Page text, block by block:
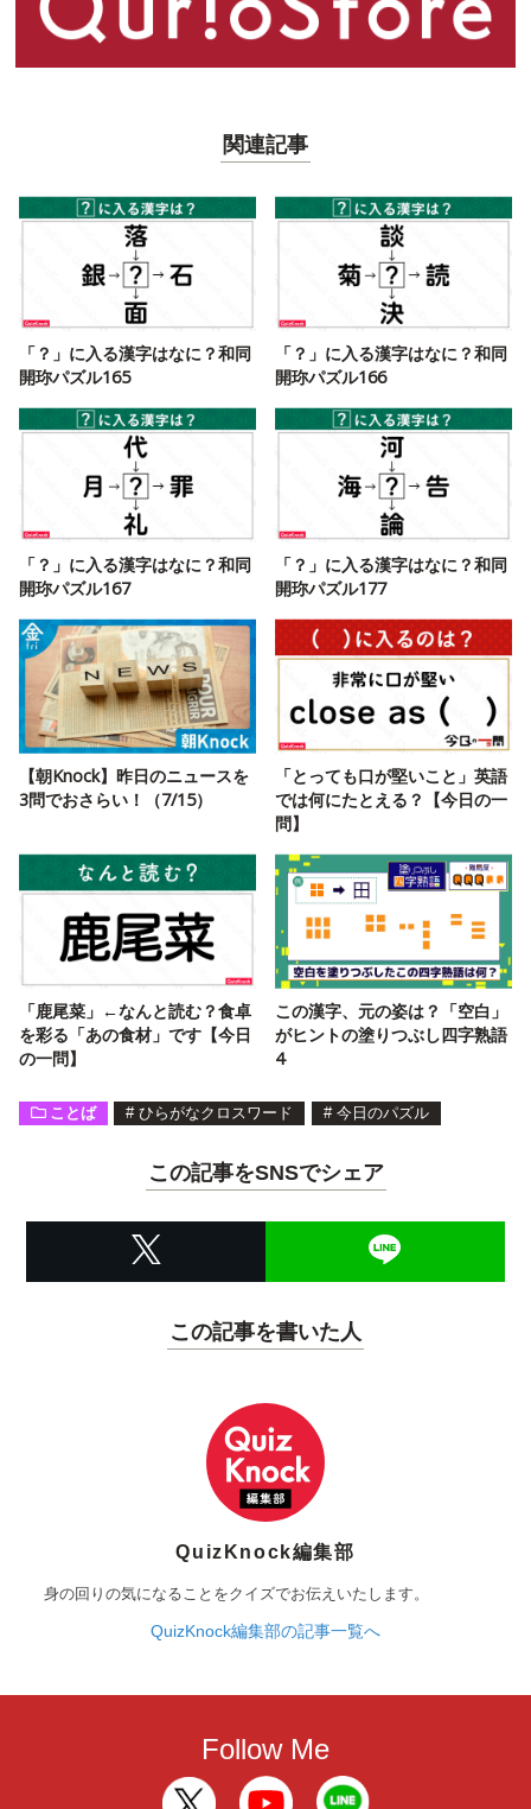
関連記事
「？」に入る漢字はなに？和同
開珎パズル165
「？」に入る漢字はなに？和同
開珎パズル166
「？」に入る漢字はなに？和同
開珎パズル167
「？」に入る漢字はなに？和同
開珎パズル177
【朝Knock】昨日のニュースを
3問でおさらい！（7/15）
「とっても口が堅いこと」英語
では何にたとえる？【今日の一
問】
「鹿尾菜」←なんと読む？食卓
を彩る「あの食材」です【今日
の一問】
この漢字、元の姿は？「空白」
がヒントの塗りつぶし四字熟語
4
ことば # ひらがなクロスワード # 今日のパズル
この記事をSNSでシェア
この記事を書いた人
QuizKnock編集部
身の回りの気になることをクイズでお伝えいたします。
QuizKnock編集部の記事一覧へ
Follow Me